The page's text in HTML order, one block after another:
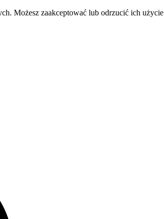
Możesz zaakceptować lub odrzucić ich